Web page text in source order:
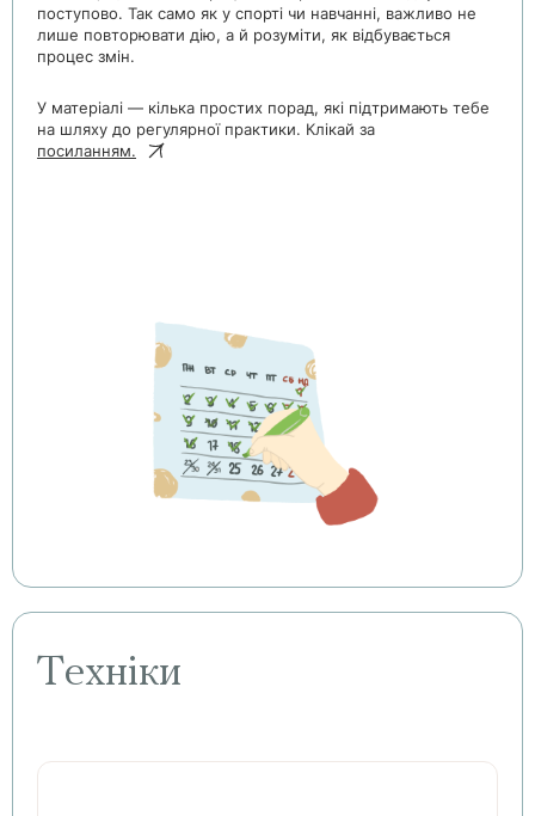
поступово. Так само як у спорті чи навчанні, важливо не
лише повторювати дію, а й розуміти, як відбувається
процес змін.
У матеріалі — кілька простих порад, які підтримають тебе
на шляху до регулярної практики. Клікай за
посиланням.
Техніки